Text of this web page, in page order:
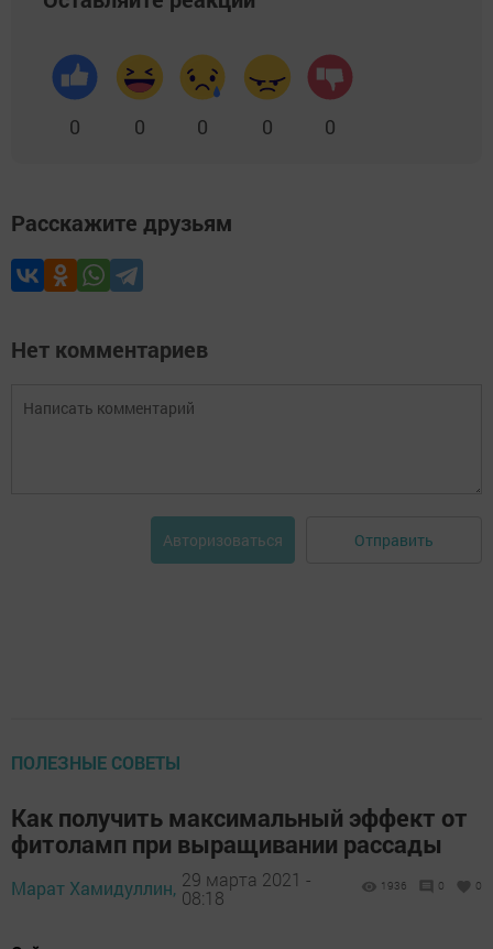
0 0 0 0 0
Расскажите друзьям
Нет комментариев
Авторизоваться Отправить
ПОЛЕЗНЫЕ СОВЕТЫ
Как получить максимальный эффект от
фитоламп при выращивании рассады
Марат Хамидуллин, 29 марта 2021 -
08:18
1936 0 0